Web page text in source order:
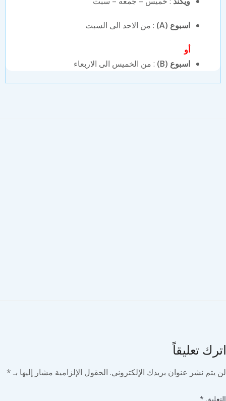
اسبوع (A) : من الاحد الى السبت
اسبوع (B)
: من الخميس الى الاربعاء
تعليقاً
نشر عنوان بريدك الإلكتروني. الحقول الإلزامية مشار إليها بـ*
*